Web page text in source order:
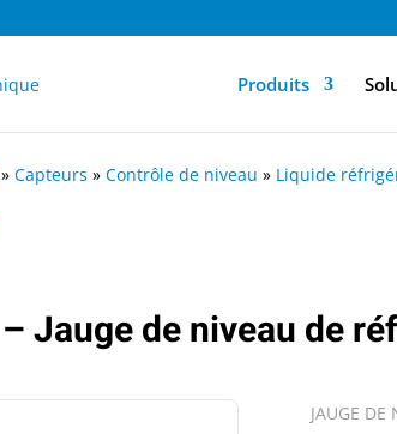
Produits
» Capteurs » Contrôle de niveau » Liquide
Jauge de niveau de
JAUGE DE